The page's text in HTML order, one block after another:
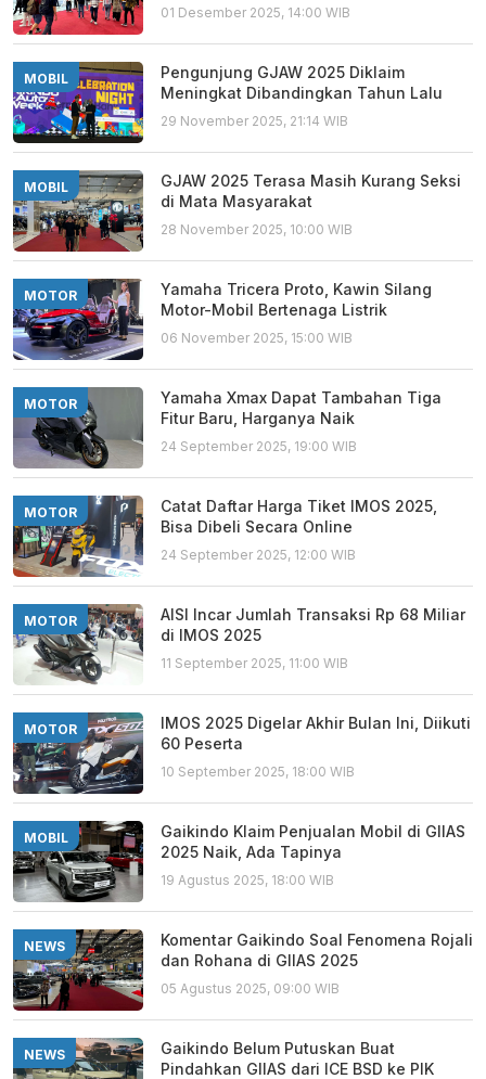
01 Desember 2025, 14:00 WIB
MOBIL
Pengunjung GJAW 2025 Diklaim
Meningkat Dibandingkan Tahun Lalu
29 November 2025, 21:14 WIB
MOBIL
GJAW 2025 Terasa Masih Kurang Seksi
di Mata Masyarakat
28 November 2025, 10:00 WIB
MOTOR
Yamaha Tricera Proto, Kawin Silang
Motor-Mobil Bertenaga Listrik
06 November 2025, 15:00 WIB
MOTOR
Yamaha Xmax Dapat Tambahan Tiga
Fitur Baru, Harganya Naik
24 September 2025, 19:00 WIB
MOTOR
Catat Daftar Harga Tiket IMOS 2025,
Bisa Dibeli Secara Online
24 September 2025, 12:00 WIB
MOTOR
AISI Incar Jumlah Transaksi Rp 68 Miliar
di IMOS 2025
11 September 2025, 11:00 WIB
MOTOR
IMOS 2025 Digelar Akhir Bulan Ini, Diikuti
60 Peserta
10 September 2025, 18:00 WIB
MOBIL
Gaikindo Klaim Penjualan Mobil di GIIAS
2025 Naik, Ada Tapinya
19 Agustus 2025, 18:00 WIB
NEWS
Komentar Gaikindo Soal Fenomena Rojali
dan Rohana di GIIAS 2025
05 Agustus 2025, 09:00 WIB
NEWS
Gaikindo Belum Putuskan Buat
Pindahkan GIIAS dari ICE BSD ke PIK